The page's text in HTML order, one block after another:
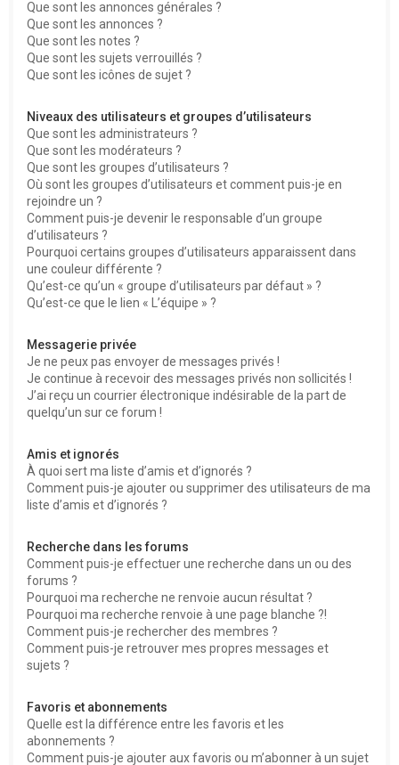
Que sont les annonces générales ?
Que sont les annonces ?
Que sont les notes ?
Que sont les sujets verrouillés ?
Que sont les icônes de sujet ?
Niveaux des utilisateurs et groupes d’utilisateurs
Que sont les administrateurs ?
Que sont les modérateurs ?
Que sont les groupes d’utilisateurs ?
Où sont les groupes d’utilisateurs et comment puis-je en
rejoindre un ?
Comment puis-je devenir le responsable d’un groupe
d’utilisateurs ?
Pourquoi certains groupes d’utilisateurs apparaissent dans
une couleur différente ?
Qu’est-ce qu’un « groupe d’utilisateurs par défaut » ?
Qu’est-ce que le lien « L’équipe » ?
Messagerie privée
Je ne peux pas envoyer de messages privés !
Je continue à recevoir des messages privés non sollicités !
J’ai reçu un courrier électronique indésirable de la part de
quelqu’un sur ce forum !
Amis et ignorés
À quoi sert ma liste d’amis et d’ignorés ?
Comment puis-je ajouter ou supprimer des utilisateurs de ma
liste d’amis et d’ignorés ?
Recherche dans les forums
Comment puis-je effectuer une recherche dans un ou des
forums ?
Pourquoi ma recherche ne renvoie aucun résultat ?
Pourquoi ma recherche renvoie à une page blanche ?!
Comment puis-je rechercher des membres ?
Comment puis-je retrouver mes propres messages et
sujets ?
Favoris et abonnements
Quelle est la différence entre les favoris et les
abonnements ?
Comment puis-je ajouter aux favoris ou m’abonner à un sujet